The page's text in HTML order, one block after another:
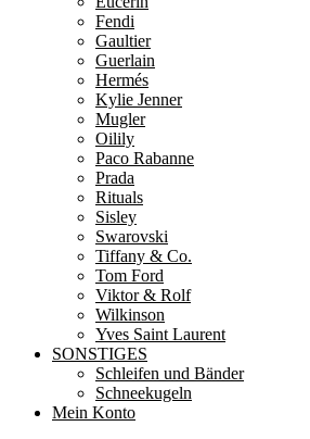
Fendi
Gaultier
Guerlain
Hermés
Kylie Jenner
Mugler
Oilily
Paco Rabanne
Prada
Rituals
Sisley
Swarovski
Tiffany & Co.
Tom Ford
Viktor & Rolf
Wilkinson
Yves Saint Laurent
SONSTIGES
Schleifen und Bänder
Schneekugeln
Mein Konto